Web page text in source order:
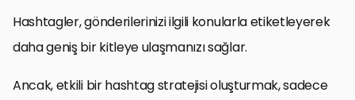
Hashtagler, gönderilerinizi ilgili konularla etiketleyerek
daha geniş bir kitleye ulaşmanızı sağlar.
Ancak, etkili bir hashtag stratejisi oluşturmak, sadece